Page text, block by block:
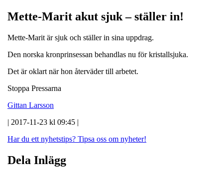
Mette-Marit akut sjuk – ställer in!
Mette-Marit är sjuk och ställer in sina uppdrag.
Den norska kronprinsessan behandlas nu för kristallsjuka.
Det är oklart när hon återväder till arbetet.
Stoppa Pressarna
Gittan Larsson
| 2017-11-23 kl 09:45 |
Har du ett nyhetstips? Tipsa oss om nyheter!
Dela Inlägg